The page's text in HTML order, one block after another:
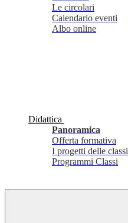
Le circolari
Calendario eventi
Albo online
Didattica
Panoramica
Offerta formativa
I progetti delle classi
Programmi Classi